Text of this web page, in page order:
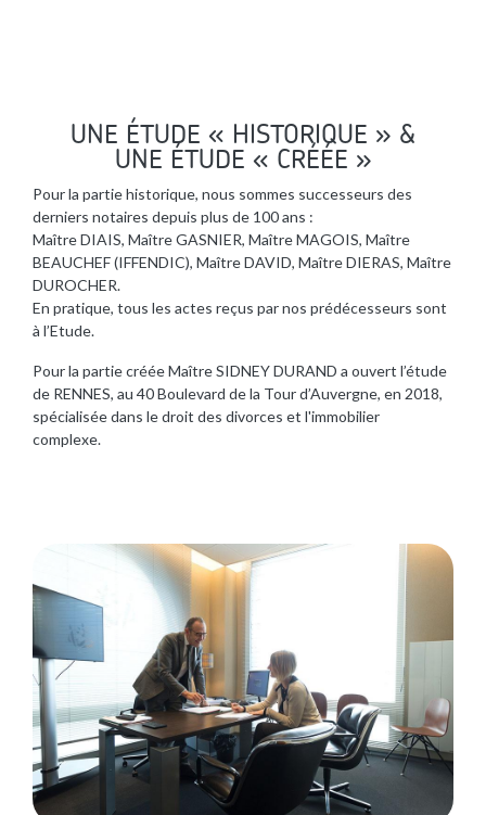
UNE ÉTUDE « HISTORIQUE » &
UNE ÉTUDE « CRÉÉE »
Pour la partie historique, nous sommes successeurs des
derniers notaires depuis plus de 100 ans :
Maître DIAIS, Maître GASNIER, Maître MAGOIS, Maître
BEAUCHEF (IFFENDIC), Maître DAVID, Maître DIERAS, Maître
DUROCHER.
En pratique, tous les actes reçus par nos prédécesseurs sont
à l’Etude.
Pour la partie créée Maître SIDNEY DURAND a ouvert l’étude
de RENNES, au 40 Boulevard de la Tour d’Auvergne, en 2018,
spécialisée dans le droit des divorces et l'immobilier
complexe.